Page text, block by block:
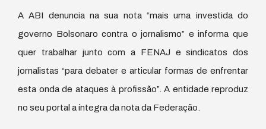
A ABI denuncia na sua nota “mais uma investida do
governo Bolsonaro contra o jornalismo” e informa que
quer trabalhar junto com a FENAJ e sindicatos dos
jornalistas “para debater e articular formas de enfrentar
esta onda de ataques à profissão”. A entidade reproduz
no seu portal a íntegra da nota da Federação.